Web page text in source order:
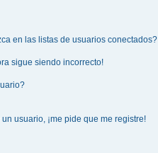
en las listas de usuarios conectados?
sigue siendo incorrecto!
usuario, ¡me pide que me registre!